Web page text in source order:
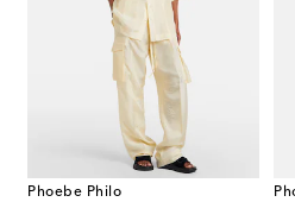
Phoebe Philo